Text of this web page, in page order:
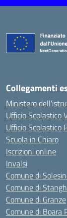
Collegamenti
Ministero
Ufficio Scolastico
Ufficio Scolastico
Scuola in Chiaro
Iscrizioni online
Invalsi
Comune di
Comune di
Comune di Granze
Comune di Boara